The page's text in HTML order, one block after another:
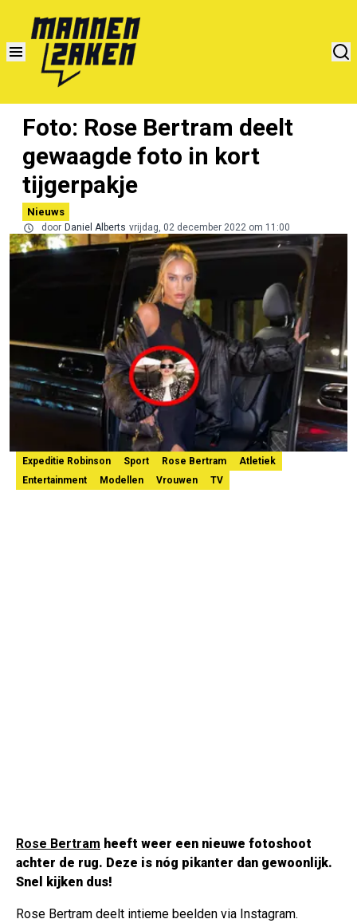
Foto: Rose Bertram deelt
gewaagde foto in kort
tijgerpakje
Nieuws
door Daniel Alberts vrijdag, 02 december 2022 om 11:00
Expeditie Robinson Sport Rose Bertram
Atletiek
Entertainment
Modellen Vrouwen TV
Rose Bertram heeft weer een nieuwe fotoshoot
achter de rug. Deze is nóg pikanter dan gewoonlijk.
Snel kijken dus!
Rose Bertram deelt intieme beelden via Instagram.